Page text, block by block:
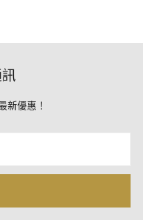
新優惠！